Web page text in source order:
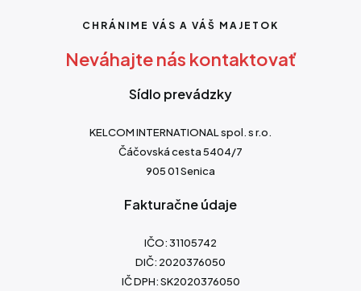
CHRÁNIME VÁS A VÁŠ MAJETOK
Neváhajte nás kontaktovať
Sídlo prevádzky
KELCOM INTERNATIONAL spol. s r.o.
Čáčovská cesta 5404/7
905 01 Senica
Fakturačne údaje
IČO: 31105742
DIČ: 2020376050
IČ DPH: SK2020376050